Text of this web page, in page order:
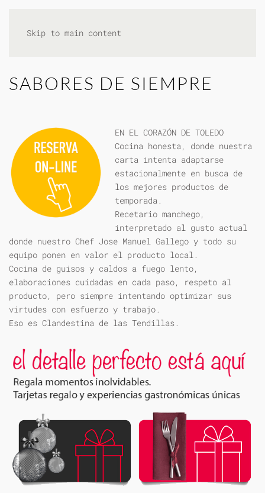
Skip to main content
SABORES DE SIEMPRE
EN EL CORAZÓN DE TOLEDO
Cocina honesta, donde nuestra
carta intenta adaptarse
estacionalmente en busca de
los mejores productos de
temporada.
Recetario manchego,
interpretado al gusto actual
donde nuestro Chef Jose Manuel Gallego y todo su
equipo ponen en valor el producto local.
Cocina de guisos y caldos a fuego lento,
elaboraciones cuidadas en cada paso, respeto al
producto, pero siempre intentando optimizar sus
virtudes con esfuerzo y trabajo.
Eso es Clandestina de las Tendillas.